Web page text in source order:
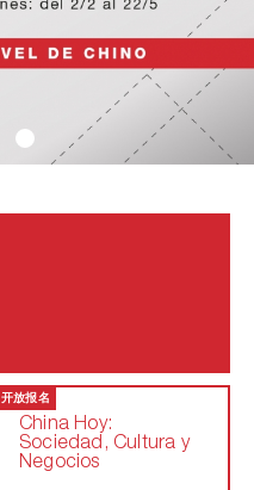
开放报名
China Hoy:
Sociedad, Cultura y
Negocios